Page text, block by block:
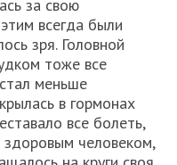
за свою
всегда были
зря. Головной
тоже все
меньше
в гормонах
все болеть,
здоровым человеком,